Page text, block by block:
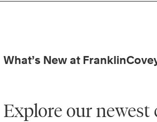
What’s New at
Explore our newest